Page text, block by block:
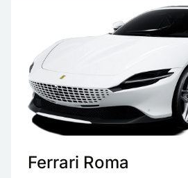
Ferrari Roma